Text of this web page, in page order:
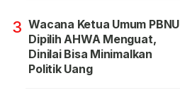
3 Wacana Ketua Umum PBNU
Dipilih AHWA Menguat,
Dinilai Bisa Minimalkan
Politik Uang